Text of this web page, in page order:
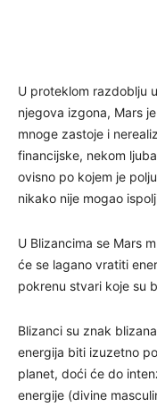
U proteklom razdoblju
njegova izgona, Mars
mnoge zastoje i
financijske, nekom
ovisno po kojem je
nikako nije mogao
U Blizancima se Mars
će se lagano vratiti
pokrenu stvari koje su
Blizanci su znak
energija biti izuzetno
planet, doći će do
energije (divine